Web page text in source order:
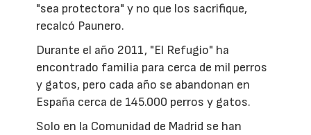
"sea protectora" y no que los sacrifique,
recalcó Paunero.
Durante el año 2011, "El Refugio" ha
encontrado familia para cerca de mil perros
y gatos, pero cada año se abandonan en
España cerca de 145.000 perros y gatos.
Solo en la Comunidad de Madrid se han